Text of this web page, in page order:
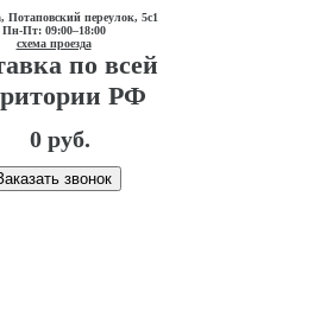
Потаповский переулок, 5с1
Пн-Пт: 09:00–18:00
схема проезда
по всей
РФ
0 руб.
звонок